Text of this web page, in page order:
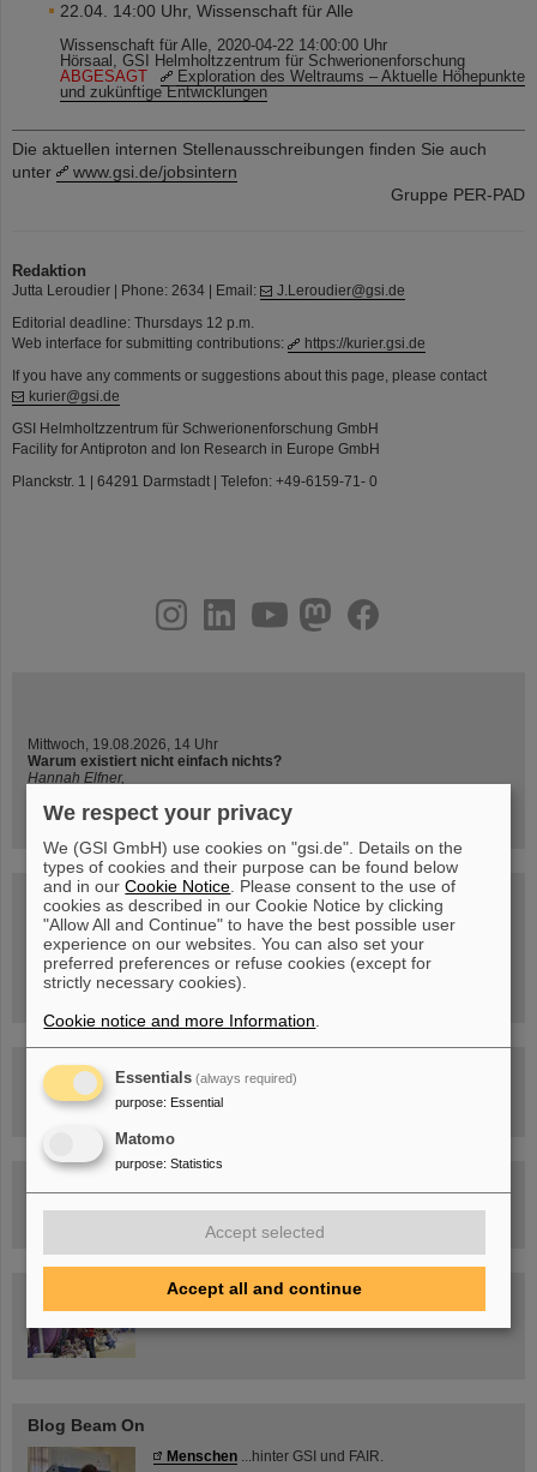
22.04. 14:00 Uhr, Wissenschaft für Alle
Wissenschaft für Alle, 2020-04-22 14:00:00 Uhr
Hörsaal, GSI Helmholtzzentrum für Schwerionenforschung
ABGESAGT
Exploration des Weltraums – Aktuelle Höhepunkte
und zukünftige Entwicklungen
Die aktuellen internen Stellenausschreibungen finden Sie auch
unter
www.gsi.de/jobsintern
Gruppe PER-PAD
Redaktion
Jutta Leroudier | Phone: 2634 | Email:
J.Leroudier@gsi.de
Editorial deadline: Thursdays 12 p.m.
Web interface for submitting contributions:
https://kurier.gsi.de
If you have any comments or suggestions about this page, please contact
kurier@gsi.de
GSI Helmholtzzentrum für Schwerionenforschung GmbH
Facility for Antiproton and Ion Research in Europe GmbH
Planckstr. 1 | 64291 Darmstadt | Telefon: +49-6159-71- 0
youtube
helmholtz.social
facebook
Mittwoch, 19.08.2026, 14 Uhr
Warum existiert nicht einfach nichts?
Hannah Elfner,
Anmeldung und weitere Informationen
SCIENCE POP-UP
geöffnet Di – Fr,
12 – 17 Uhr
Sa, 11.07.26, 10:30-16:00 Uhr
Ernst-Ludwig-Str. 22
Innenstadt Darmstadt
FAIR-Trailer: Der Weg der Teilchen durch die
Beschleunigeranlage
Besichtigung von GSI/FAIR –
jetzt Termin buchen!
Blog Beam On
Menschen ...hinter GSI und FAIR.
We respect your privacy
We (GSI GmbH) use cookies on "gsi.de". Details on the
types of cookies and their purpose can be found below
and in ourCookie Notice . Please consent to the use of
cookies as described in our Cookie Notice by clicking
"Allow All and Continue" to have the best possible user
experience on our websites. You can also set your
preferred preferences or refuse cookies (except for
strictly necessary cookies).
Cookie notice and more Information
Essentials (always required)
purpose: Essential
Matomo
purpose: Statistics
Accept selected
Accept all and continue